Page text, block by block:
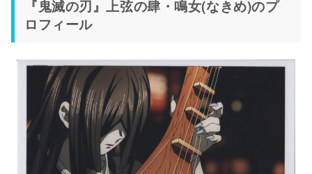
『鬼滅の刃』上弦の肆・鳴女(なきめ)のプ
ロフィール